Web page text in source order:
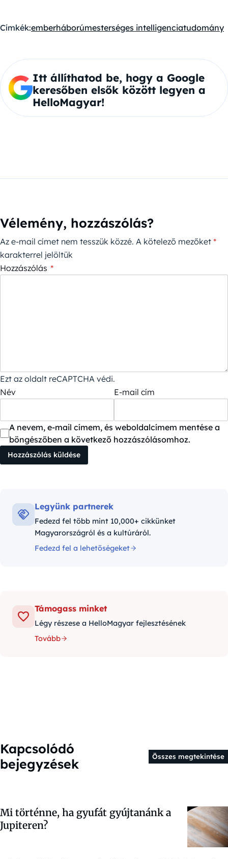
Címkék:emberháborúmesterséges intelligenciatudomány
Itt állíthatod be, hogy a Google
keresőben elsők között legyen a
HelloMagyar!
Vélemény, hozzászólás?
Az e-mail címet nem tesszük közzé. A kötelező mezőket *
karakterrel jelöltük
Hozzászólás *
Ezt az oldalt reCAPTCHA védi.
Név
E-mail cím
A nevem, e-mail címem, és weboldalcímem mentése a
böngészőben a következő hozzászólásomhoz.
Legyünk partnerek
Fedezd fel több mint 10,000+ cikkünket
Magyarországról és a kultúráról.
Fedezd fel a lehetőségeket
Támogass minket
Légy részese a HelloMagyar fejlesztésének
Tovább
Kapcsolódó
bejegyzések
Összes megtekintése
Mi történne, ha gyufát gyújtanánk a
Jupiteren?